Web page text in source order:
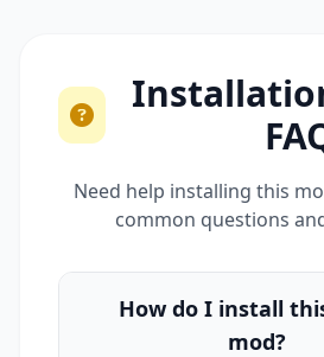
Need help installing this
common questions
How do I install
mod?